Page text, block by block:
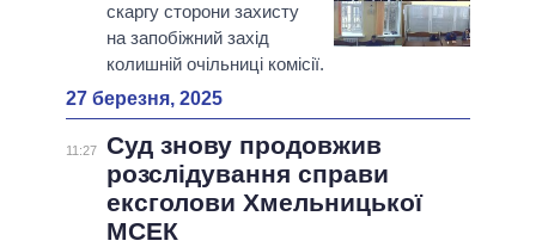
скаргу сторони захисту
на запобіжний захід
колишній очільниці комісії.
27 березня, 2025
11:27
Суд знову продовжив
розслідування справи
ексголови Хмельницької
МСЕК